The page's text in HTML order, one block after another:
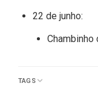
22 de junho:
Chambinho
TAGS